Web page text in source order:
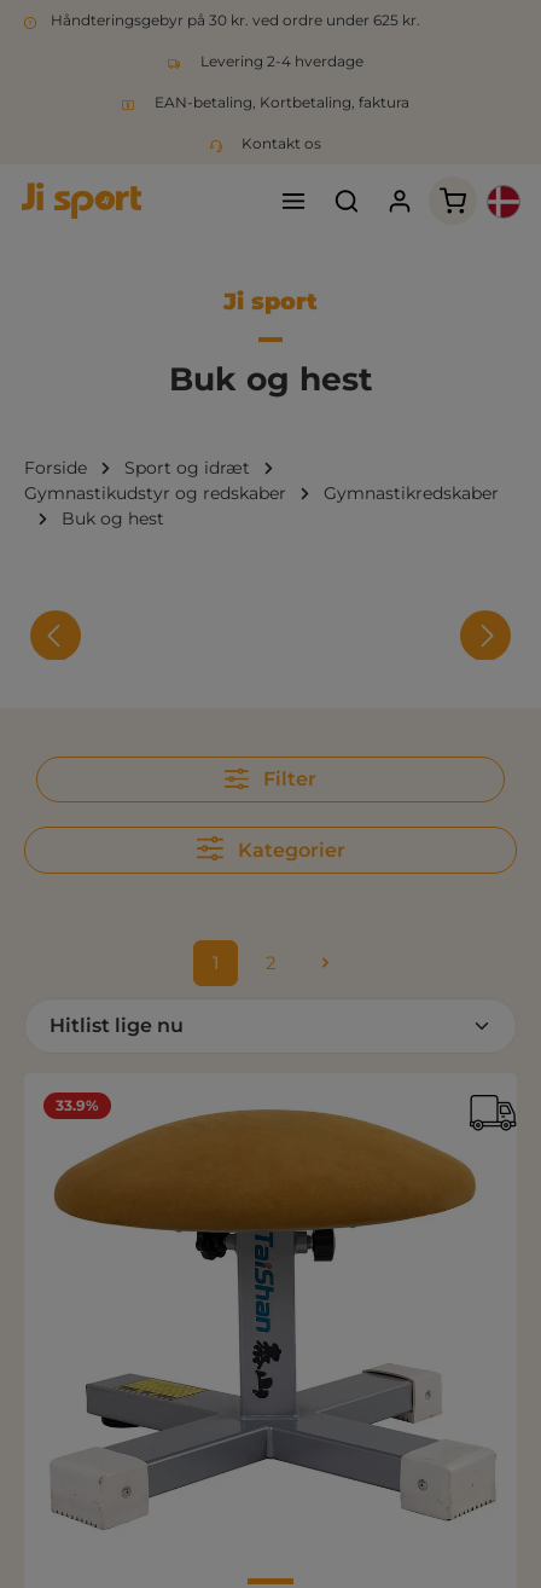
Håndteringsgebyr på 30 kr. ved ordre under 625 kr.
Levering 2-4 hverdage
EAN-betaling, Kortbetaling, faktura
Kontakt os
Ji sport
Buk og hest
Forside
Sport og idræt
Gymnastikudstyr og redskaber
Gymnastikredskaber
Buk og hest
Filter
Kategorier
Side
1 Side
2
33.9%